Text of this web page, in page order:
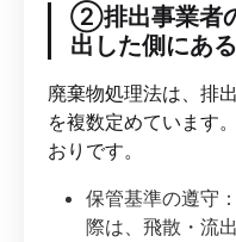
②排出事業者
出した側にある
廃棄物処理法は、排
を複数定めています
おりです。
保管基準の遵守
際は、飛散・流